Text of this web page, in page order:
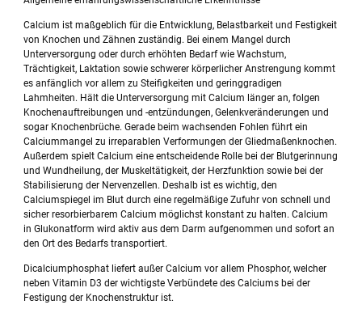
Calcium ist maßgeblich für die Entwicklung, Belastbarkeit und Festigkeit
von Knochen und Zähnen zuständig. Bei einem Mangel durch
Unterversorgung oder durch erhöhten Bedarf wie Wachstum,
Trächtigkeit, Laktation sowie schwerer körperlicher Anstrengung kommt
es anfänglich vor allem zu Steifigkeiten und geringgradigen
Lahmheiten. Hält die Unterversorgung mit Calcium länger an, folgen
Knochenauftreibungen und -entzündungen, Gelenkveränderungen und
sogar Knochenbrüche. Gerade beim wachsenden Fohlen führt ein
Calciummangel zu irreparablen Verformungen der Gliedmaßenknochen.
Außerdem spielt Calcium eine entscheidende Rolle bei der Blutgerinnung
und Wundheilung, der Muskeltätigkeit, der Herzfunktion sowie bei der
Stabilisierung der Nervenzellen. Deshalb ist es wichtig, den
Calciumspiegel im Blut durch eine regelmäßige Zufuhr von schnell und
sicher resorbierbarem Calcium möglichst konstant zu halten. Calcium
in Glukonatform wird aktiv aus dem Darm aufgenommen und sofort an
den Ort des Bedarfs transportiert.
Dicalciumphosphat liefert außer Calcium vor allem Phosphor, welcher
neben Vitamin D3 der wichtigste Verbündete des Calciums bei der
Festigung der Knochenstruktur ist.